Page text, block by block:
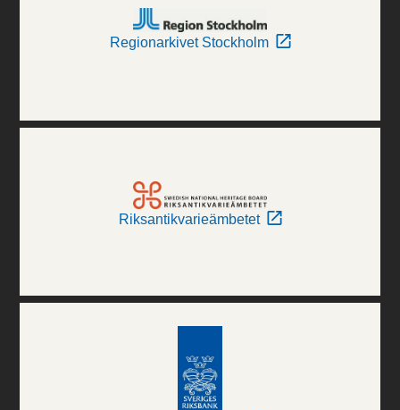
Regionarkivet Stockholm
Riksantikvarieämbetet